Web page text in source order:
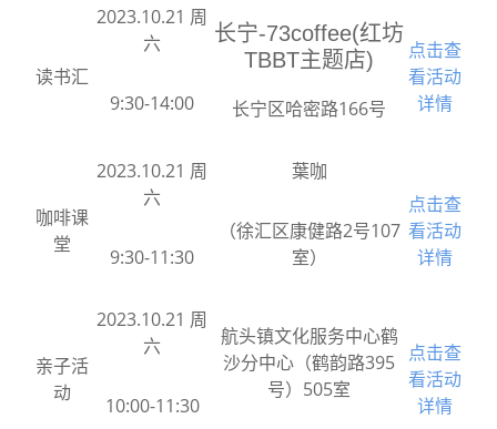
读书汇
2023.10.21 周
六
9:30-14:00
长宁-73coffee(红坊
TBBT主题店)
长宁区哈密路166号
点击查
看活动
详情
咖啡课
堂
2023.10.21 周
六
9:30-11:30
葉咖
（徐汇区康健路2号107
室）
点击查
看活动
详情
亲子活
动
2023.10.21 周
六
10:00-11:30
航头镇文化服务中心鹤
沙分中心（鹤韵路395
号）505室
点击查
看活动
详情